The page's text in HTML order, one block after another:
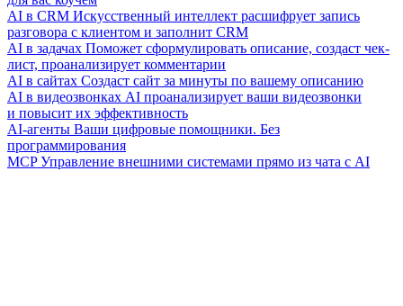
AI в CRM Искусственный интеллект расшифрует запись
разговора с клиентом и заполнит CRM
AI в задачах Поможет сформулировать описание, создаст чек-
лист, проанализирует комментарии
AI в сайтах Создаст сайт за минуты по вашему описанию
AI в видеозвонках AI проанализирует ваши видеозвонки
и повысит их эффективность
AI-агенты Ваши цифровые помощники. Без
программирования
MCP Управление внешними системами прямо из чата с AI